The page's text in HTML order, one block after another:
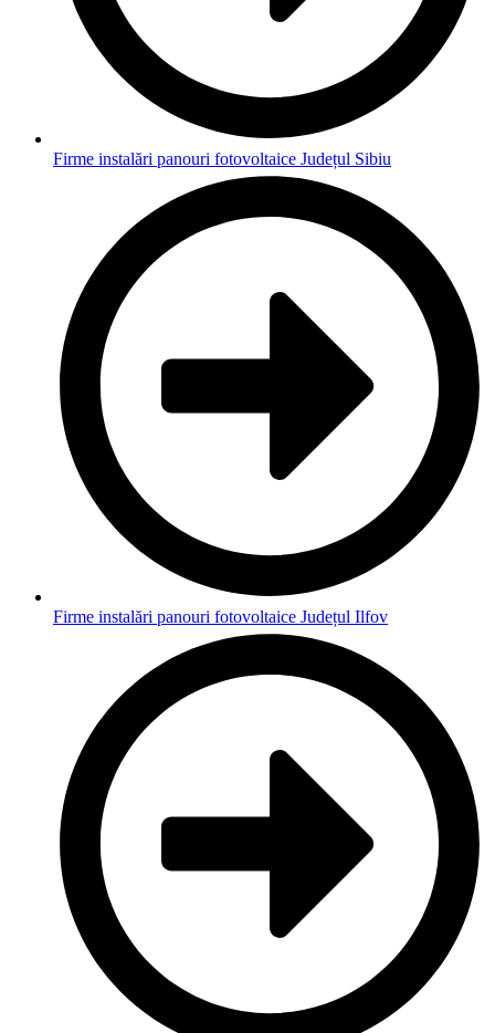
Firme instalări panouri fotovoltaice Județul Sibiu
Firme instalări panouri fotovoltaice Județul Ilfov